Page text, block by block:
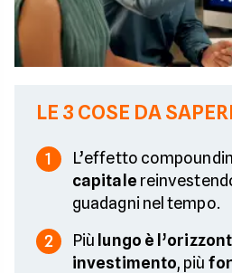
LE 3 COSE DA
1 L’effetto
capitale
guadagni nel tempo.
2 Più lungo è
investimento, più